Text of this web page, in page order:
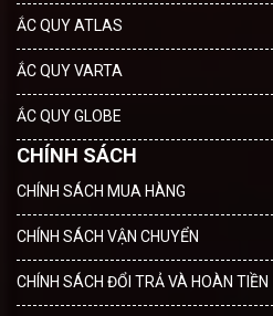
ẮC QUY ATLAS
ẮC QUY VARTA
ẮC QUY GLOBE
CHÍNH SÁCH
CHÍNH SÁCH MUA HÀNG
CHÍNH SÁCH VẬN CHUYỂN
CHÍNH SÁCH ĐỔI TRẢ VÀ HOÀN TIỀN